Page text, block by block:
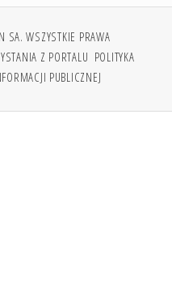
WSZYSTKIE PRAWA
Z PORTALU POLITYKA
PUBLICZNEJ